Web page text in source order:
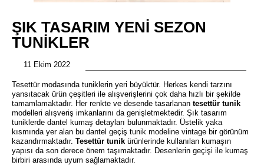
ŞIK TASARIM YENI SEZON
TUNIKLER
11 Ekim 2022
Tesettür modasında tuniklerin yeri büyüktür. Herkes kendi tarzını
yansıtacak ürün çeşitleri ile alışverişlerini çok daha hızlı bir şekilde
tamamlamaktadır. Her renkte ve desende tasarlanan tesettür tunik
modelleri alışveriş imkanlarını da genişletmektedir. Şık tasarım
tuniklerde dantel kumaş detayları bulunmaktadır. Üstelik yaka
kısmında yer alan bu dantel geçiş tunik modeline vintage bir görünüm
kazandırmaktadır. Tesettür tunik ürünlerinde kullanılan kumaşın
yapısı da son derece önem taşımaktadır. Desenlerin geçişi ile kumaş
birbiri arasında uyum sağlamaktadır.